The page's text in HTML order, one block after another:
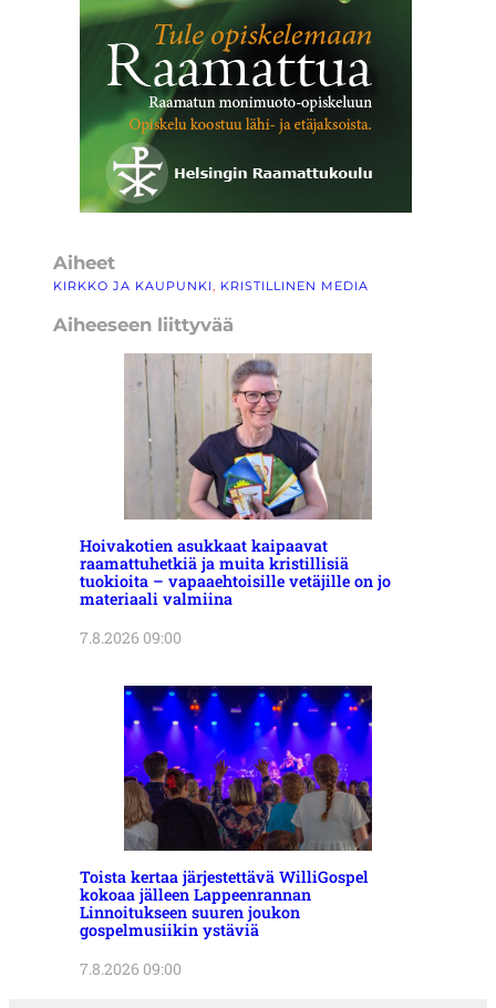
Aiheet
KIRKKO JA KAUPUNKI, KRISTILLINEN MEDIA
Aiheeseen liittyvää
Hoivakotien asukkaat kaipaavat
raamattuhetkiä ja muita kristillisiä
tuokioita – vapaaehtoisille vetäjille on jo
materiaali valmiina
7.8.2026 09:00
Toista kertaa järjestettävä WilliGospel
kokoaa jälleen Lappeenrannan
Linnoitukseen suuren joukon
gospelmusiikin ystäviä
7.8.2026 09:00